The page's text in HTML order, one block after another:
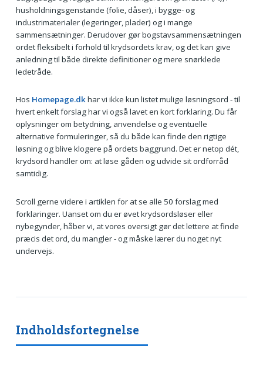
husholdningsgenstande (folie, dåser), i bygge- og
industrimaterialer (legeringer, plader) og i mange
sammensætninger. Derudover gør bogstavsammensætningen
ordet fleksibelt i forhold til krydsordets krav, og det kan give
anledning til både direkte definitioner og mere snørklede
ledetråde.
Hos Homepage.dkhar vi ikke kun listet mulige løsningsord - til
hvert enkelt forslag har vi også lavet en kort forklaring. Du får
oplysninger om betydning, anvendelse og eventuelle
alternative formuleringer, så du både kan finde den rigtige
løsning og blive klogere på ordets baggrund. Det er netop dét,
krydsord handler om: at løse gåden og udvide sit ordforråd
samtidig.
Scroll gerne videre i artiklen for at se alle 50 forslag med
forklaringer. Uanset om du er øvet krydsordsløser eller
nybegynder, håber vi, at vores oversigt gør det lettere at finde
præcis det ord, du mangler - og måske lærer du noget nyt
undervejs.
Indholdsfortegnelse